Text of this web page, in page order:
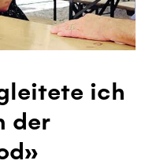
ich
der